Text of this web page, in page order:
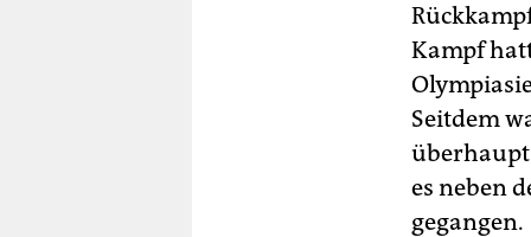
Kampf
Seitdem
überhaupt
es neben
gegangen.